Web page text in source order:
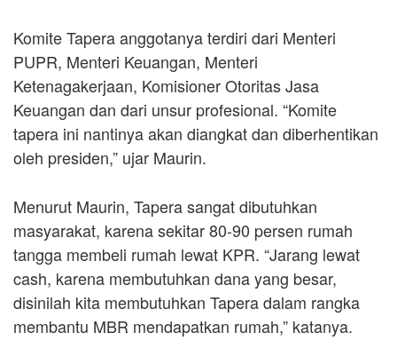
Komite Tapera anggotanya terdiri dari Menteri
PUPR, Menteri Keuangan, Menteri
Ketenagakerjaan, Komisioner Otoritas Jasa
Keuangan dan dari unsur profesional. “Komite
tapera ini nantinya akan diangkat dan diberhentikan
oleh presiden,” ujar Maurin.
Menurut Maurin, Tapera sangat dibutuhkan
masyarakat, karena sekitar 80-90 persen rumah
tangga membeli rumah lewat KPR. “Jarang lewat
cash, karena membutuhkan dana yang besar,
disinilah kita membutuhkan Tapera dalam rangka
membantu MBR mendapatkan rumah,” katanya.